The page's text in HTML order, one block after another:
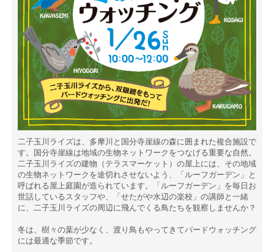
二子玉川ライズは、多摩川と国分寺崖線の森に囲まれた複合施設で
す。国分寺崖線は地域の生物ネットワークをつなげる重要な自然。
二子玉川ライズの建物（テラスマーケット）の屋上には、その地域
の生物ネットワークを途切れさせないよう、「ルーフガーデン」と
呼ばれる屋上庭園が造られています。「ルーフガーデン」を毎日お
世話しているスタッフや、「せたがや水辺の楽校」の講師と一緒
に、二子玉川ライズの周辺に飛んでくる鳥たちを観察しませんか？
冬は、樹々の葉が少なく、渡り鳥もやってきてバードウォッチング
には最適な季節です。